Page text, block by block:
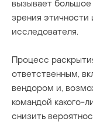
вызывает большое
зрения
исследователя.
Процесс
ответственным,
вендором и,
командой какого-
снизить